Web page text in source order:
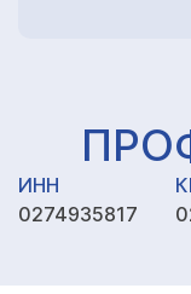
ИНН
0274935817